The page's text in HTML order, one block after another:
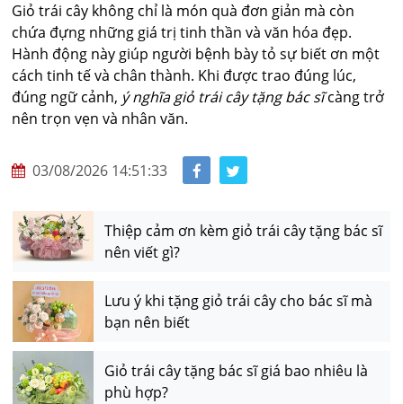
Giỏ trái cây không chỉ là món quà đơn giản mà còn
chứa đựng những giá trị tinh thần và văn hóa đẹp.
Hành động này giúp người bệnh bày tỏ sự biết ơn một
cách tinh tế và chân thành. Khi được trao đúng lúc,
đúng ngữ cảnh, ý nghĩa giỏ trái cây tặng bác sĩcàng trở
nên trọn vẹn và nhân văn.
03/08/2026 14:51:33
Thiệp cảm ơn kèm giỏ trái cây tặng bác sĩ
nên viết gì?
Lưu ý khi tặng giỏ trái cây cho bác sĩ mà
bạn nên biết
Giỏ trái cây tặng bác sĩ giá bao nhiêu là
phù hợp?